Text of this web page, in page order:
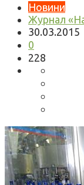
Новини
Журнал
30.03.2015
0
228